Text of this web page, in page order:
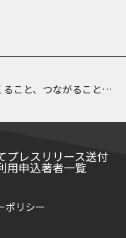
こと、つながること
プレスリリース送付
用申込著者一覧
ポリシー